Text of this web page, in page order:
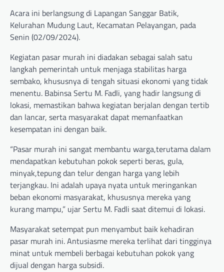
Acara ini berlangsung di Lapangan Sanggar Batik,
Kelurahan Mudung Laut, Kecamatan Pelayangan, pada
Senin (02/09/2024).
Kegiatan pasar murah ini diadakan sebagai salah satu
langkah pemerintah untuk menjaga stabilitas harga
sembako, khususnya di tengah situasi ekonomi yang tidak
menentu. Babinsa Sertu M. Fadli, yang hadir langsung di
lokasi, memastikan bahwa kegiatan berjalan dengan tertib
dan lancar, serta masyarakat dapat memanfaatkan
kesempatan ini dengan baik.
“Pasar murah ini sangat membantu warga,terutama dalam
mendapatkan kebutuhan pokok seperti beras, gula,
minyak,tepung dan telur dengan harga yang lebih
terjangkau. Ini adalah upaya nyata untuk meringankan
beban ekonomi masyarakat, khususnya mereka yang
kurang mampu,” ujar Sertu M. Fadli saat ditemui di lokasi.
Masyarakat setempat pun menyambut baik kehadiran
pasar murah ini. Antusiasme mereka terlihat dari tingginya
minat untuk membeli berbagai kebutuhan pokok yang
dijual dengan harga subsidi.